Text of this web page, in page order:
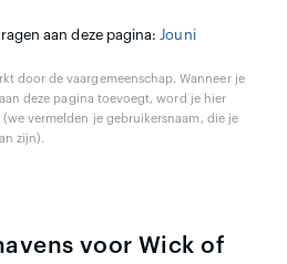
aan deze pagina: Jouni
door de vaargemeenschap. Wanneer je
deze pagina toevoegt, word je hier
vermelden je gebruikersnaam, die je
zijn).
voor Wick of